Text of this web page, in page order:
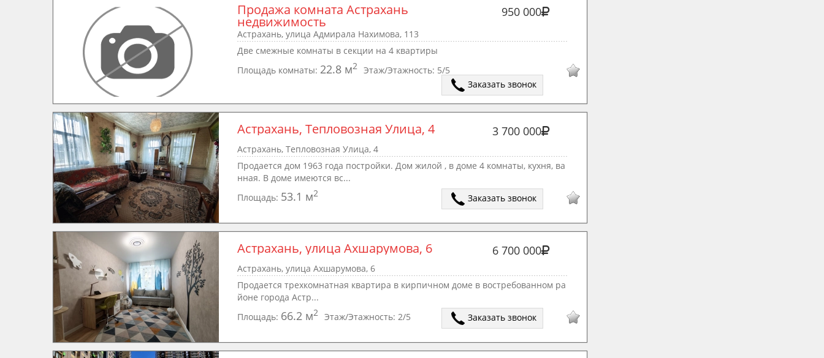
Продажа комната Астрахань
недвижимость
950 000
Астрахань, улица Адмирала Нахимова, 113
Две смежные комнаты в секции на 4 квартиры
Площадь комнаты: 22.8 м2 Этаж/Этажность: 5/5
Заказать звонок
Астрахань, Тепловозная Улица, 4 3 700 000
Астрахань, Тепловозная Улица, 4
Продается дом 1963 года постройки. Дом жилой , в доме 4 комнаты, кухня, ва
нная. В дoме имeютcя вс...
Площадь: 53.1 м2 Заказать звонок
Астрахань, улица Ахшарумова, 6 6 700 000
Астрахань, улица Ахшарумова, 6
Продается трехкомнатная квартира в кирпичном доме в востребованном ра
йоне города Астр...
Площадь: 66.2 м2 Этаж/Этажность: 2/5 Заказать звонок